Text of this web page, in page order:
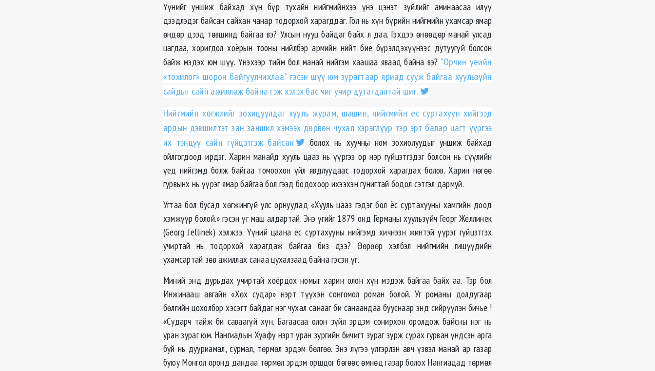
Үүнийг уншиж байхад хүн бүр тухайн нийгмийнхээ үнэ цэнэт зүйлийг аминаасаа илүү
дээдлэдэг байсан сайхан чанар тодорхой харагддаг. Гол нь хүн бүрийн нийгмийн ухамсар ямар
өндөр дээд төвшинд байгаа вэ? Улсын нууц байдаг байх л даа. Гэхдээ өнөөдөр манай улсад
цагдаа, хоригдол хоёрын тооны нийлбэр армийн нийт бие бүрэлдэхүүнээс дутуугүй болсон
байж мэдэх юм шүү. Үнэхээр тийм бол манай нийгэм хаашаа яваад байна вэ? “Орчин үеийн
«тохилог» шорон байгуулчихлаа.” гэсэн шүү юм зурагтаар яриад сууж байгаа хуульзүйн
сайдыг сайн ажиллаж байна гэж хэлэх бас чиг учир дутагдалтай шиг.
Нийгмийн хөгжлийг зохицуулдаг хууль журам, шашин, нийгмийн ёс суртахуун хийгээд
ардын дэвшилтэт зан заншил хэмээх дөрвөн чухал хэрэглүүр тэр эрт балар цагт үүргээ
их тэнцүү сайн гүйцэтгэж байсан
болох нь хуучны ном зохиолуудыг уншиж байхад
ойлгогдоод ирдэг. Харин манайд хууль цааз нь үүргээ ор нэр гүйцэтгэдэг болсон нь сүүлийн
үед нийгэмд болж байгаа томоохон үйл явдлуудаас тодорхой харагдах болов. Харин нөгөө
гурвынх нь үүрэг ямар байгаа бол гээд бодохоор ихээхэн гунигтай бодол сэтгэл дармуй.
Угтаа бол бусад хөгжингүй улс орнуудад «Хууль цааз гэдэг бол ёс суртахууны хамгийн доод
хэмжүүр болой.» гэсэн үг маш алдартай. Энэ үгийг 1879 онд Германы хуульзүйч Георг Желлинек
(Georg Jellinek) хэлжээ. Үүний цаана ёс суртахууны нийгэмд хичнээн жинтэй үүрэг гүйцэтгэх
учиртай нь тодорхой харагдаж байгаа биз дээ? Өөрөөр хэлбэл нийгмийн гишүүдийн
ухамсартай зөв ажиллах санаа цухалзаад байна гэсэн үг.
Миний энд дурьдах учиртай хоёрдох номыг харин олон хүн мэдэж байгаа байх аа. Тэр бол
Инжинааш авгайн «Хөх судар» нэрт түүхэн сонгомол роман болой. Уг романы долдугаар
бөлгийн цохолбор хэсэгт байдаг нэг чухал санааг би санаандаа бууснаар энд сийрүүлэн бичье !
«Сударч тайж би саваагүй хүн. Багаасаа олон зүйл эрдэм сонирхон оролдож байсны нэг нь
уран зураг юм. Нангиадын Хуафү нэрт уран зургийн бичигт зураг зурж сурах гурван үндсэн арга
буй нь дууриамал, сурмал, төрмөл эрдэм бөлгөө. Энэ лүгээ үлгэрлэн авч үзвэл манай ар газар
буюу Монгол оронд дандаа төрмөл эрдэм оршдог бөгөөс өмнөд газар болох Нангиадад төрмөл